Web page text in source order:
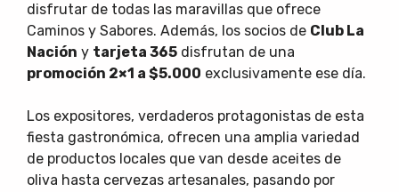
disfrutar de todas las maravillas que ofrece
Caminos y Sabores. Además, los socios de Club La
Nación y tarjeta 365 disfrutan de una
promoción 2×1 a $5.000 exclusivamente ese día.
Los expositores, verdaderos protagonistas de esta
fiesta gastronómica, ofrecen una amplia variedad
de productos locales que van desde aceites de
oliva hasta cervezas artesanales, pasando por